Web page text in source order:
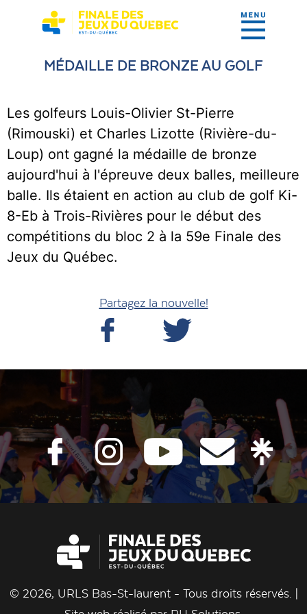
MÉDAILLE DE BRONZE AU GOLF
Les golfeurs Louis-Olivier St-Pierre
(Rimouski) et Charles Lizotte (Rivière-du-
Loup) ont gagné la médaille de bronze
aujourd'hui à l'épreuve deux balles, meilleure
balle. Ils étaient en action au club de golf Ki-
8-Eb à Trois-Rivières pour le début des
compétitions du bloc 2 à la 59e Finale des
Jeux du Québec.
Partagez la nouvelle!
© 2026, URLS Bas-St-laurent - Tous droits réservés. |